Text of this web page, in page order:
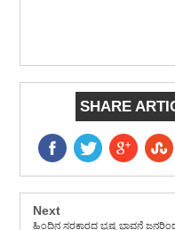
SHARE
Next
ಹಿಂದಿನ ಸರಕಾರದ ಭ್ರಷ್ಟ ಭಾವನೆ